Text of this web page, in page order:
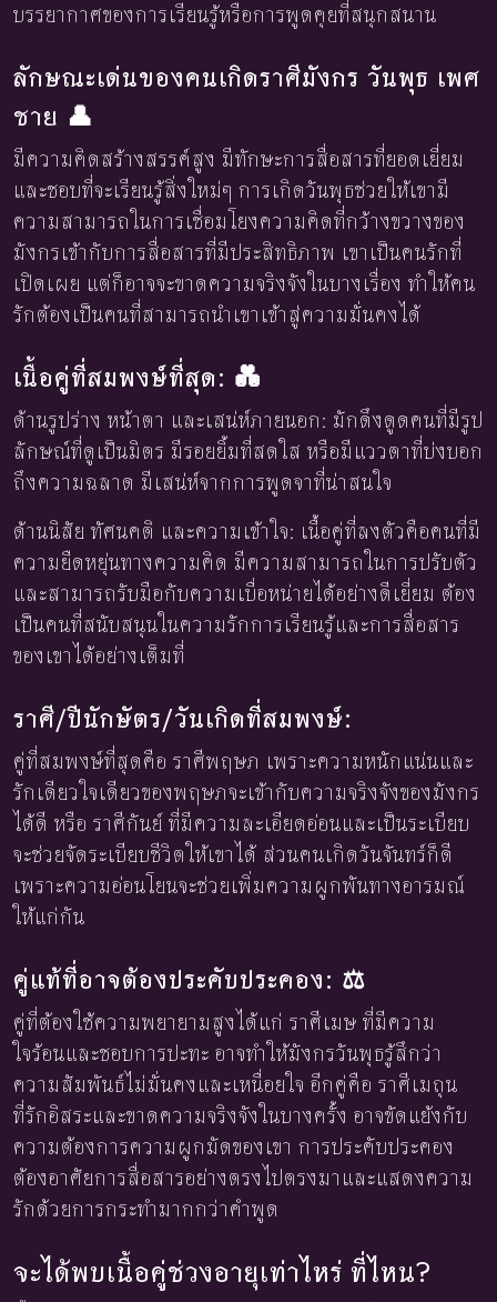
บรรยากาศของการเรียนรู้หรือการพูดคุยที่สนุกสนาน
ลักษณะเด่นของคนเกิดราศีมังกร วันพุธ เพศ
ชาย 👤
มีความคิดสร้างสรรค์สูง มีทักษะการสื่อสารที่ยอดเยี่ยม
และชอบที่จะเรียนรู้สิ่งใหม่ๆ การเกิดวันพุธช่วยให้เขามี
ความสามารถในการเชื่อมโยงความคิดที่กว้างขวางของ
มังกรเข้ากับการสื่อสารที่มีประสิทธิภาพ เขาเป็นคนรักที่
เปิดเผย แต่ก็อาจจะขาดความจริงจังในบางเรื่อง ทำให้คน
รักต้องเป็นคนที่สามารถนำเขาเข้าสู่ความมั่นคงได้
เนื้อคู่ที่สมพงษ์ที่สุด: 💑
ด้านรูปร่าง หน้าตา และเสน่ห์ภายนอก: มักดึงดูดคนที่มีรูป
ลักษณ์ที่ดูเป็นมิตร มีรอยยิ้มที่สดใส หรือมีแววตาที่บ่งบอก
ถึงความฉลาด มีเสน่ห์จากการพูดจาที่น่าสนใจ
ด้านนิสัย ทัศนคติ และความเข้าใจ: เนื้อคู่ที่ลงตัวคือคนที่มี
ความยืดหยุ่นทางความคิด มีความสามารถในการปรับตัว
และสามารถรับมือกับความเบื่อหน่ายได้อย่างดีเยี่ยม ต้อง
เป็นคนที่สนับสนุนในความรักการเรียนรู้และการสื่อสาร
ของเขาได้อย่างเต็มที่
ราศี/ปีนักษัตร/วันเกิดที่สมพงษ์:
คู่ที่สมพงษ์ที่สุดคือ ราศีพฤษภ เพราะความหนักแน่นและ
รักเดียวใจเดียวของพฤษภจะเข้ากับความจริงจังของมังกร
ได้ดี หรือ ราศีกันย์ ที่มีความละเอียดอ่อนและเป็นระเบียบ
จะช่วยจัดระเบียบชีวิตให้เขาได้ ส่วนคนเกิดวันจันทร์ก็ดี
เพราะความอ่อนโยนจะช่วยเพิ่มความผูกพันทางอารมณ์
ให้แก่กัน
คู่แท้ที่อาจต้องประคับประคอง: ⚖️
คู่ที่ต้องใช้ความพยายามสูงได้แก่ ราศีเมษ ที่มีความ
ใจร้อนและชอบการปะทะ อาจทำให้มังกรวันพุธรู้สึกว่า
ความสัมพันธ์ไม่มั่นคงและเหนื่อยใจ อีกคู่คือ ราศีเมถุน
ที่รักอิสระและขาดความจริงจังในบางครั้ง อาจขัดแย้งกับ
ความต้องการความผูกมัดของเขา การประคับประคอง
ต้องอาศัยการสื่อสารอย่างตรงไปตรงมาและแสดงความ
รักด้วยการกระทำมากกว่าคำพูด
จะได้พบเนื้อคู่ช่วงอายุเท่าไหร่ ที่ไหน?